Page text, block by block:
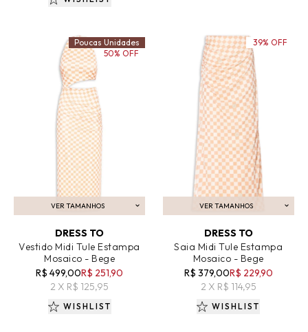
VER TAMANHOS
ADICIONAR AO CARRINHO
DRESS TO
Vestido Midi Tule Estampa
Mosaico - Bege
R$ 499,00R$ 251,90
2 X R$ 125,95
Poucas Unidades
50% OFF
WISHLIST
VER TAMANHOS
ADICIONAR AO CARRINHO
DRESS TO
Saia Midi Tule Estampa
Mosaico - Bege
R$ 379,00R$ 229,90
2 X R$ 114,95
39% OFF
WISHLIST